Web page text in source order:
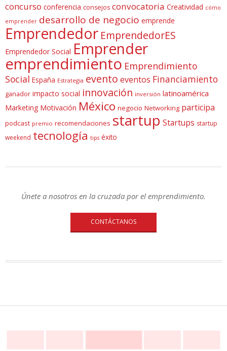
concurso conferencia consejos convocatoria Creatividad cómo
emprender desarrollo de negocio emprende
Emprendedor EmprendedorES
Emprendedor Social Emprender
emprendimiento Emprendimiento
Social España Estrategia evento eventos Financiamiento
ganador impacto social innovación inversión latinoamérica
Marketing Motivación México negocio Networking participa
podcast premio recomendaciones startup Startups startup
weekend tecnología tips éxito
Únete a nosotros en la cruzada por el emprendimiento.
CONTÁCTANOS